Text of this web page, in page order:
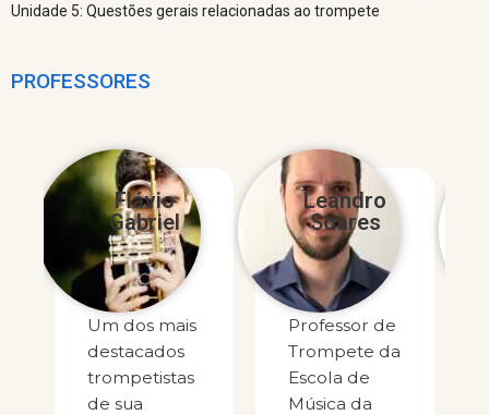
Unidade 5: Questões gerais relacionadas ao trompete
PROFESSORES
Flávio
Gabriel
Um dos mais
destacados
trompetistas
de sua
Leandro
Soares
Professor de
Trompete da
Escola de
Música da